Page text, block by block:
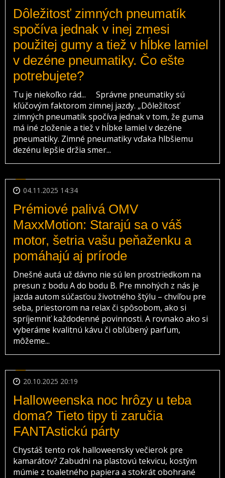
Dôležitosť zimných pneumatík
spočíva jednak v inej zmesi
použitej gumy a tiež v hĺbke lamiel
v dezéne pneumatiky. Čo ešte
potrebujete?
Tu je niekoľko rád... Správne pneumatiky sú
kľúčovým faktorom zimnej jazdy. „Dôležitosť
zimných pneumatík spočíva jednak v tom, že guma
má iné zloženie a tiež v hĺbke lamiel v dezéne
pneumatiky. Zimné pneumatiky vďaka hlbšiemu
dezénu lepšie držia smer...
04.11.2025 14:34
Prémiové palivá OMV
MaxxMotion: Starajú sa o váš
motor, šetria vašu peňaženku a
pomáhajú aj prírode
Dnešné autá už dávno nie sú len prostriedkom na
presun z bodu A do bodu B. Pre mnohých z nás je
jazda autom súčasťou životného štýlu – chvíľou pre
seba, priestorom na relax či spôsobom, ako si
spríjemniť každodenné povinnosti. A rovnako ako si
vyberáme kvalitnú kávu či obľúbený parfum,
môžeme...
20.10.2025 20:19
Halloweenska noc hrôzy u teba
doma? Tieto tipy ti zaručia
FANTAstickú párty
Chystáš tento rok halloweensky večierok pre
kamarátov? Zabudni na plastovú tekvicu, kostým
múmie z toaletného papiera a stokrát obohrané